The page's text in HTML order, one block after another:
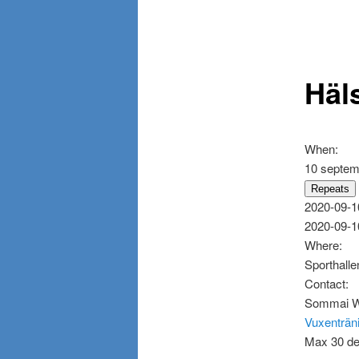
When:
10
Repeats
2020-09-
2020-09-
Where:
Contact:
Sommai
Max 30